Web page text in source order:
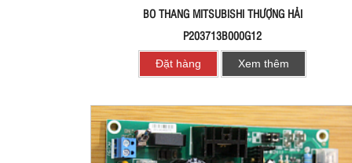
BO THANG MITSUBISHI THƯỢNG HẢI
P203713B000G12
Đặt hàng Xem thêm